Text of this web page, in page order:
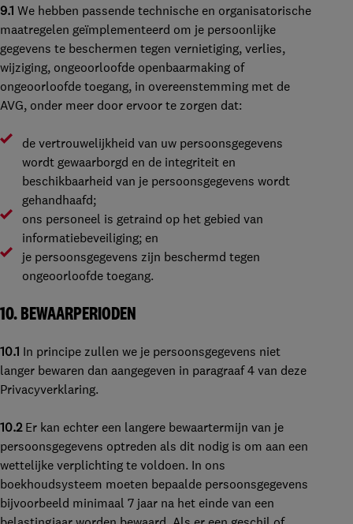
9.1 We hebben passende technische en organisatorische
maatregelen geïmplementeerd om je persoonlijke
gegevens te beschermen tegen vernietiging, verlies,
wijziging, ongeoorloofde openbaarmaking of
ongeoorloofde toegang, in overeenstemming met de
AVG, onder meer door ervoor te zorgen dat:
de vertrouwelijkheid van uw persoonsgegevens
wordt gewaarborgd en de integriteit en
beschikbaarheid van je persoonsgegevens wordt
gehandhaafd;
ons personeel is getraind op het gebied van
informatiebeveiliging; en
je persoonsgegevens zijn beschermd tegen
ongeoorloofde toegang.
10.BEWAARPERIODEN
10.1 In principe zullen we je persoonsgegevens niet
langer bewaren dan aangegeven in paragraaf 4 van deze
Privacyverklaring.
10.2 Er kan echter een langere bewaartermijn van je
persoonsgegevens optreden als dit nodig is om aan een
wettelijke verplichting te voldoen. In ons
boekhoudsysteem moeten bepaalde persoonsgegevens
bijvoorbeeld minimaal 7 jaar na het einde van een